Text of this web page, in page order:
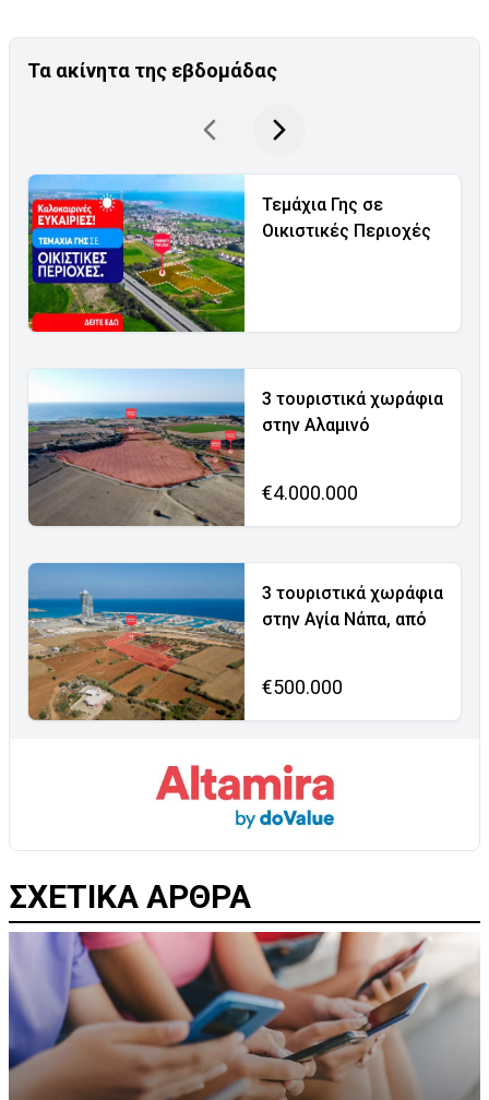
Τα ακίνητα της εβδομάδας
Τεμάχια Γης σε
Οικιστικές Περιοχές
3 τουριστικά χωράφια
στην Αλαμινό
€4.000.000
3 τουριστικά χωράφια
στην Αγία Νάπα, από
€500.000
ΣΧΕΤΙΚΑ ΑΡΘΡΑ